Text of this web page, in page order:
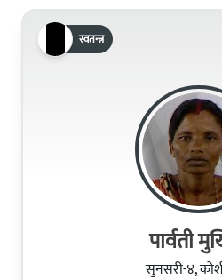
स्वतन्त्र
पार्वती
सुनसरी-४,